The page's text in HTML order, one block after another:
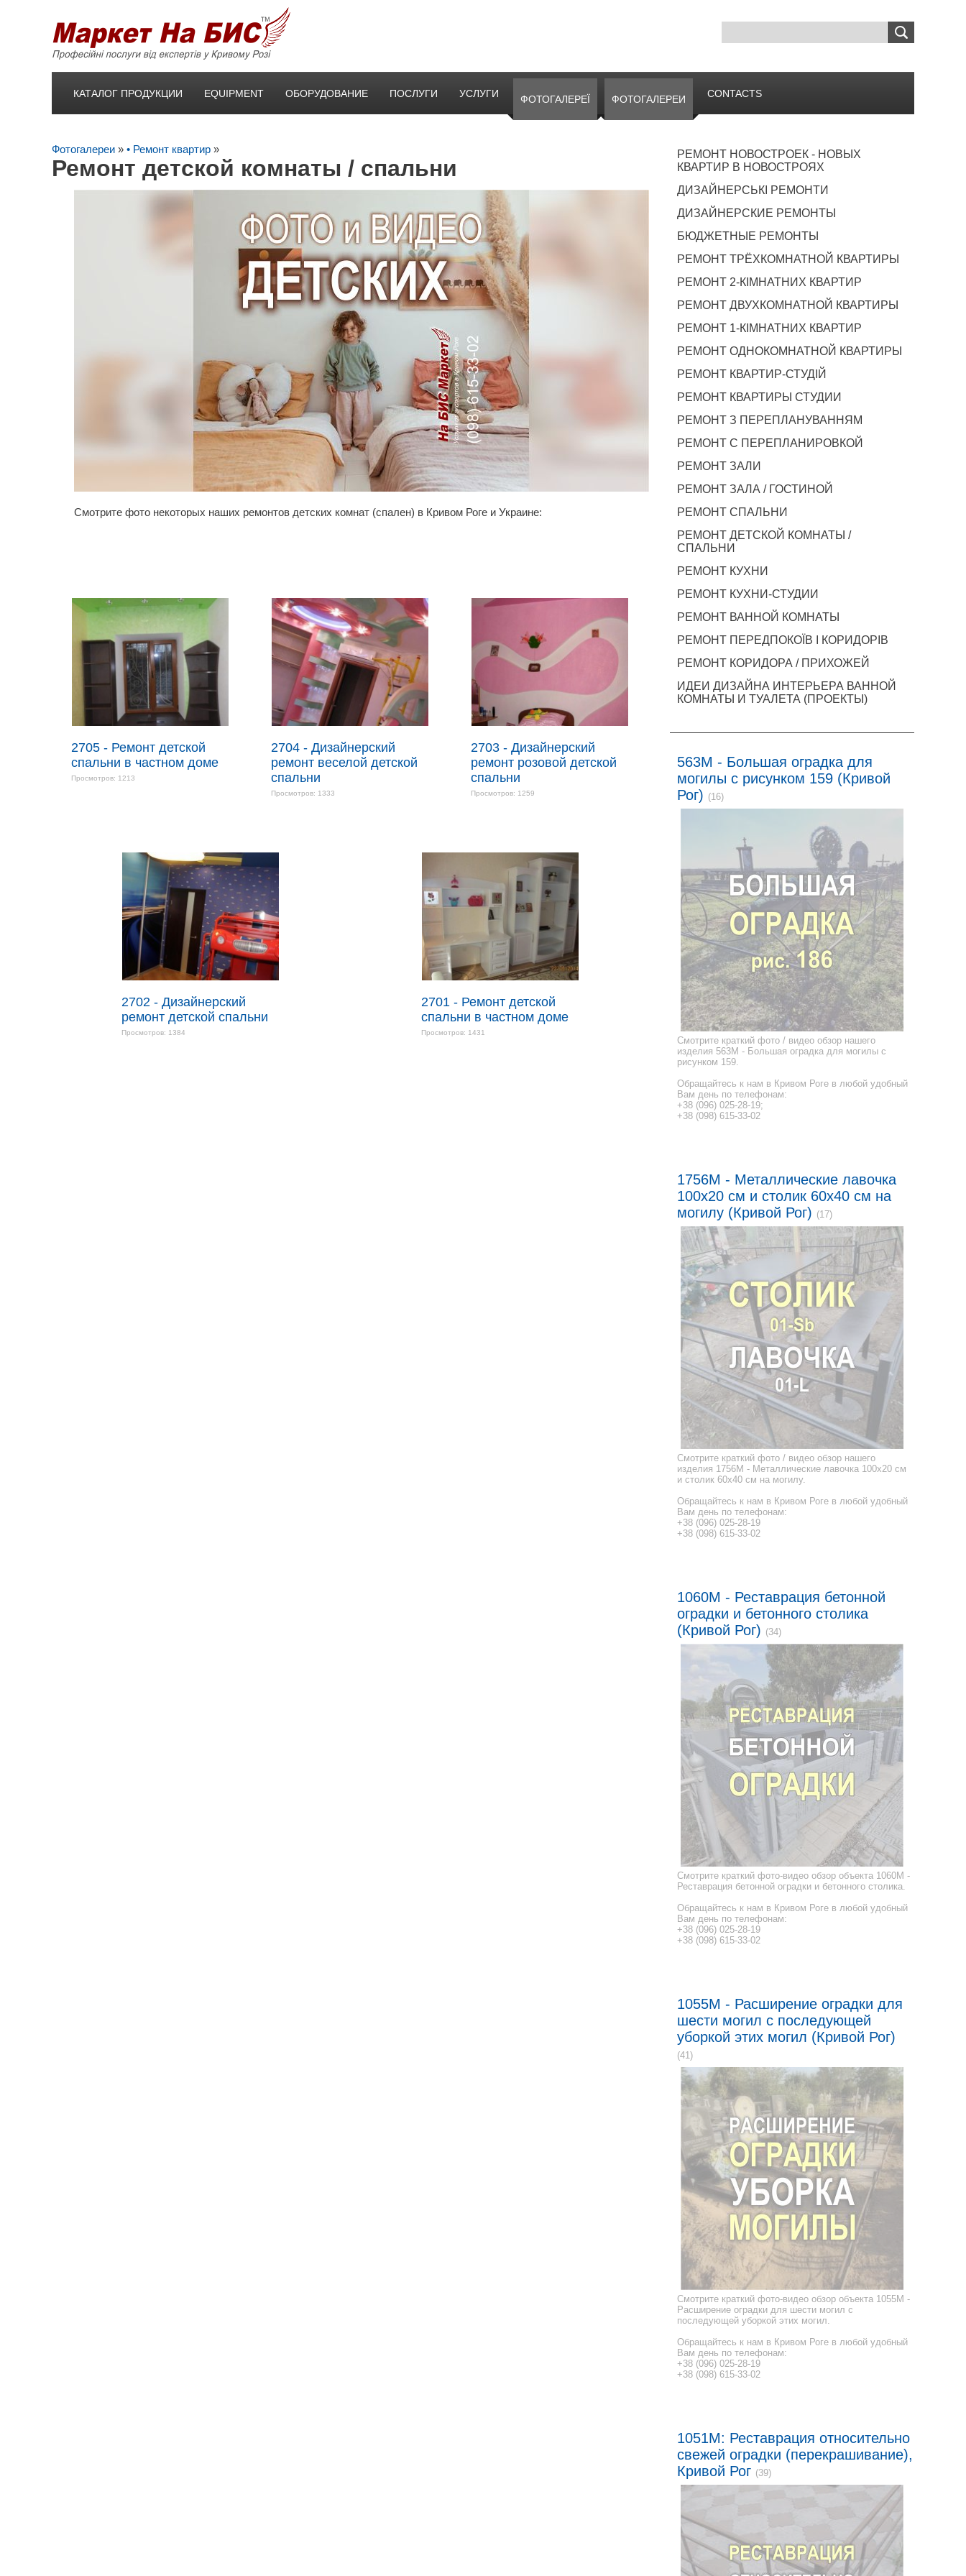
КАТАЛОГ ПРОДУКЦИИ EQUIPMENT ОБОРУДОВАНИЕ ПОСЛУГИ УСЛУГИ ФОТОГАЛЕРЕЇ ФОТОГАЛЕРЕИ CONTACTS
Фотогалереи » • Ремонт квартир »
Ремонт детской комнаты / спальни
Смотрите фото некоторых наших ремонтов детских комнат (спален) в Кривом Роге и Украине:
2705 - Ремонт детской
спальни в частном доме
Просмотров: 1213
2704 - Дизайнерский
ремонт веселой детской
спальни
Просмотров: 1333
2703 - Дизайнерский
ремонт розовой детской
спальни
Просмотров: 1259
2702 - Дизайнерский
ремонт детской спальни
Просмотров: 1384
2701 - Ремонт детской
спальни в частном доме
Просмотров: 1431
РЕМОНТ НОВОСТРОЕК - НОВЫХ
КВАРТИР В НОВОСТРОЯХ
ДИЗАЙНЕРСЬКІ РЕМОНТИ
ДИЗАЙНЕРСКИЕ РЕМОНТЫ
БЮДЖЕТНЫЕ РЕМОНТЫ
РЕМОНТ ТРЁХКОМНАТНОЙ КВАРТИРЫ
РЕМОНТ 2-КІМНАТНИХ КВАРТИР
РЕМОНТ ДВУХКОМНАТНОЙ КВАРТИРЫ
РЕМОНТ 1-КІМНАТНИХ КВАРТИР
РЕМОНТ ОДНОКОМНАТНОЙ КВАРТИРЫ
РЕМОНТ КВАРТИР-СТУДІЙ
РЕМОНТ КВАРТИРЫ СТУДИИ
РЕМОНТ З ПЕРЕПЛАНУВАННЯМ
РЕМОНТ С ПЕРЕПЛАНИРОВКОЙ
РЕМОНТ ЗАЛИ
РЕМОНТ ЗАЛА / ГОСТИНОЙ
РЕМОНТ СПАЛЬНИ
РЕМОНТ ДЕТСКОЙ КОМНАТЫ /
СПАЛЬНИ
РЕМОНТ КУХНИ
РЕМОНТ КУХНИ-СТУДИИ
РЕМОНТ ВАННОЙ КОМНАТЫ
РЕМОНТ ПЕРЕДПОКОЇВ І КОРИДОРІВ
РЕМОНТ КОРИДОРА / ПРИХОЖЕЙ
ИДЕИ ДИЗАЙНА ИНТЕРЬЕРА ВАННОЙ
КОМНАТЫ И ТУАЛЕТА (ПРОЕКТЫ)
563M - Большая оградка для
могилы с рисунком 159 (Кривой
Рог) (16)
Смотрите краткий фото / видео обзор нашего
изделия 563M - Большая оградка для могилы с
рисунком 159.
Обращайтесь к нам в Кривом Роге в любой удобный
Вам день по телефонам:
+38 (096) 025-28-19;
+38 (098) 615-33-02
1756M - Металлические лавочка
100x20 см и столик 60x40 см на
могилу (Кривой Рог) (17)
Смотрите краткий фото / видео обзор нашего
изделия 1756M - Металлические лавочка 100x20 см
и столик 60x40 см на могилу.
Обращайтесь к нам в Кривом Роге в любой удобный
Вам день по телефонам:
+38 (096) 025-28-19
+38 (098) 615-33-02
1060M - Реставрация бетонной
оградки и бетонного столика
(Кривой Рог) (34)
Смотрите краткий фото-видео обзор объекта 1060M -
Реставрация бетонной оградки и бетонного столика.
Обращайтесь к нам в Кривом Роге в любой удобный
Вам день по телефонам:
+38 (096) 025-28-19
+38 (098) 615-33-02
1055M - Расширение оградки для
шести могил с последующей
уборкой этих могил (Кривой Рог)
(41)
Смотрите краткий фото-видео обзор объекта 1055M -
Расширение оградки для шести могил с
последующей уборкой этих могил.
Обращайтесь к нам в Кривом Роге в любой удобный
Вам день по телефонам:
+38 (096) 025-28-19
+38 (098) 615-33-02
1051M: Реставрация относительно
свежей оградки (перекрашивание),
Кривой Рог (39)